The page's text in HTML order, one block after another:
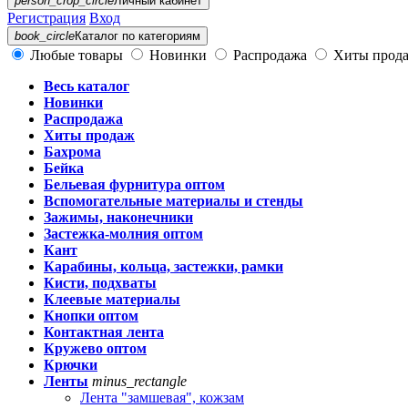
Регистрация Вход
book_circleКаталог по категориям
Любые товары Новинки Распродажа
Хиты
Весь каталог
Новинки
Распродажа
Хиты продаж
Бахрома
Бейка
Бельевая фурнитура оптом
Вспомогательные материалы и стенды
Зажимы, наконечники
Застежка-молния оптом
Кант
Карабины, кольца, застежки, рамки
Кисти, подхваты
Клеевые материалы
Кнопки оптом
Контактная лента
Кружево оптом
Крючки
Ленты minus_rectangle
Лента "замшевая", кожзам